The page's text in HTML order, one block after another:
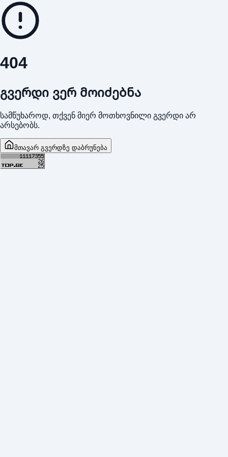
404
გვერდი ვერ მოიძებნა
სამწუხაროდ, თქვენ მიერ მოთხოვნილი გვერდი არ
არსებობს.
მთავარ გვერდზე დაბრუნება